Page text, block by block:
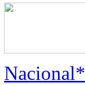
Nacional*